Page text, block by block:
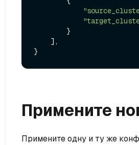
Примените
Примените одну и ту же